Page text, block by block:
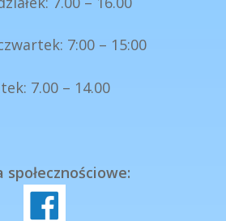
7:00 – 15:00
7.00 – 14.00
społecznościowe: